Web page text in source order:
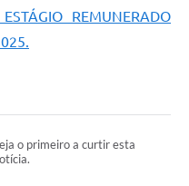
REMUNERADO
o primeiro a curtir esta